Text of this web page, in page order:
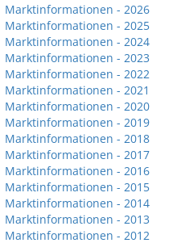
Marktinformationen - 2026
Marktinformationen - 2025
Marktinformationen - 2024
Marktinformationen - 2023
Marktinformationen - 2022
Marktinformationen - 2021
Marktinformationen - 2020
Marktinformationen - 2019
Marktinformationen - 2018
Marktinformationen - 2017
Marktinformationen - 2016
Marktinformationen - 2015
Marktinformationen - 2014
Marktinformationen - 2013
Marktinformationen - 2012